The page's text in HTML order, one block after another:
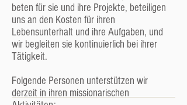
zwischen Mitgliedern und Freunden feststellen
und auch langjährige Gemeindeleute wissen
oft nicht auswendig, wer Mitglied und wer
Freund ist, denn beide werden gleich
behandelt - bis auf die Unterschiede, die das
deutsche Vereins- und Körperschaftsrecht
vorschreiben: Nur Mitglieder nehmen an den
Wahlen teil oder übernehmen führende
beten für sie und ihre Projekte, beteiligen
uns an den Kosten für ihren
Lebensunterhalt und ihre Aufgaben, und
wir begleiten sie kontinuierlich bei ihrer
Tätigkeit.
Folgende Personen unterstützen wir
derzeit in ihren missionarischen